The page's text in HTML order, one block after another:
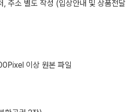
, 주소 별도 작성 (입상안내 및 상품전달
이상 원본 파일